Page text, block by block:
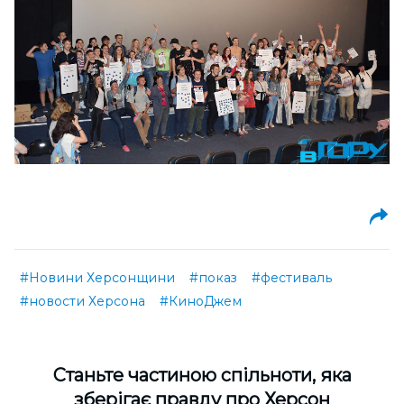
#Новини Херсонщини #показ
#фестиваль
#новости Херсона
#КиноДжем
Cтаньте частиною спільноти, яка
зберігає правду про Херсон